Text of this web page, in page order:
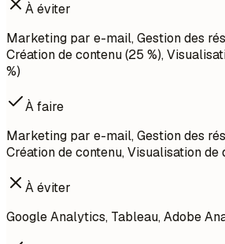
À éviter
Marketing par e-mail, Gestion des
Création de contenu (25 %),
%)
À faire
Marketing par e-mail, Gestion des
Création de contenu, Visualisation de
À éviter
Google Analytics, Tableau, Adobe